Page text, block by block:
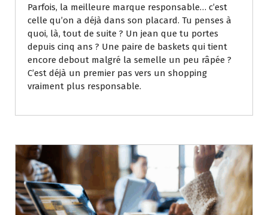
Parfois, la meilleure marque responsable… c’est
celle qu’on a déjà dans son placard. Tu penses à
quoi, là, tout de suite ? Un jean que tu portes
depuis cinq ans ? Une paire de baskets qui tient
encore debout malgré la semelle un peu râpée ?
C’est déjà un premier pas vers un shopping
vraiment plus responsable.